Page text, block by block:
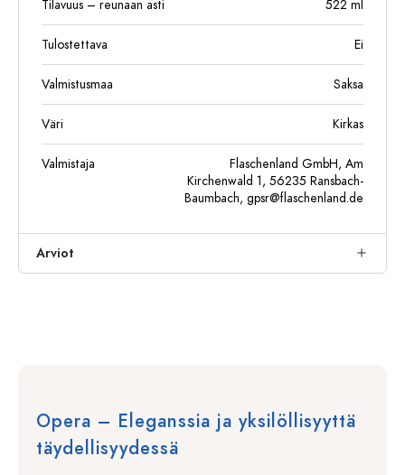
Tilavuus – reunaan asti 522 ml
Tulostettava Ei
Valmistusmaa Saksa
Väri Kirkas
Valmistaja
Flaschenland GmbH, Am
Kirchenwald 1, 56235 Ransbach-
Baumbach, gpsr@flaschenland.de
Arviot
Opera – Eleganssia ja yksilöllisyyttä
täydellisyydessä